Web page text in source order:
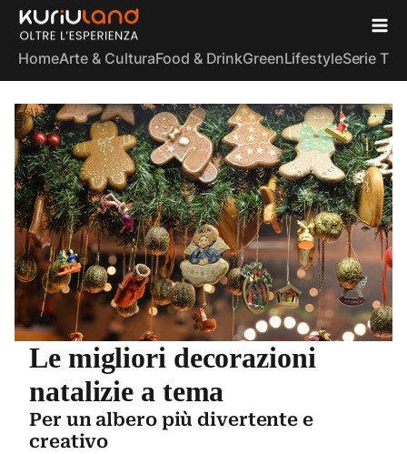
HomeArte & CulturaFood & DrinkGreenLifestyleSerie TV
Le migliori decorazioni
natalizie a tema
Per un albero più divertente e
creativo